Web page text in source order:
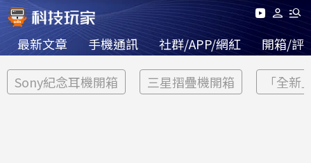
最新文章 手機通訊 社群/APP/網紅 開箱/評
Sony紀念耳機開箱 三星摺疊機開箱 「全新